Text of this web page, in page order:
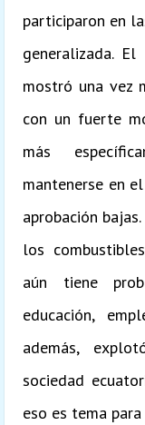
participaron en
generalizada.
mostró una vez
con un fuerte
más
mantenerse en
aprobación
los
aún tiene
educación,
además,
sociedad
eso es tema